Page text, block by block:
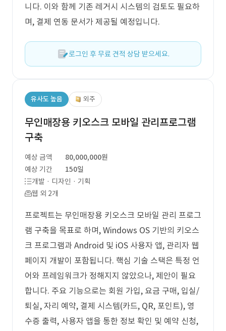
니다. 이와 함께 기존 레거시 시스템의 검토도 필요하
며, 결제 연동 문서가 제공될 예정입니다.
로그인 후 무료 견적 상담 받으세요.
유사도 높음 외주
무인매장용 키오스크 모바일 관리프로그램
구축
예상 금액
80,000,000원
예상 기간
150일
개발 · 디자인 · 기획
웹 외 2개
프로젝트는 무인매장용 키오스크 모바일 관리 프로그
램 구축을 목표로 하며, Windows OS 기반의 키오스
크 프로그램과 Android 및 iOS 사용자 앱, 관리자 웹
페이지 개발이 포함됩니다. 핵심 기술 스택은 특정 언
어와 프레임워크가 정해지지 않았으나, 제안이 필요
합니다. 주요 기능으로는 회원 가입, 요금 구매, 입실/
퇴실, 자리 예약, 결제 시스템(카드, QR, 포인트), 영
수증 출력, 사용자 앱을 통한 정보 확인 및 예약 신청,